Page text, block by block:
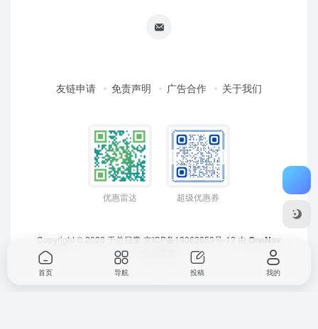
友链申请 免责声明 广告合作 关于我们
优惠雷达 超级优惠券
Copyright © 2026 于总日常 京ICP备18062653号-12 由 OneNav
首页 导航 投稿 我的